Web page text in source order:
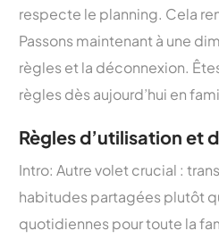
respecte le planning. Cela
Passons maintenant à une
règles et la déconnexion.
règles dès aujourd’hui en
Règles d’utilisation et
Intro: Autre volet crucial :
habitudes partagées plutôt
quotidiennes pour toute la